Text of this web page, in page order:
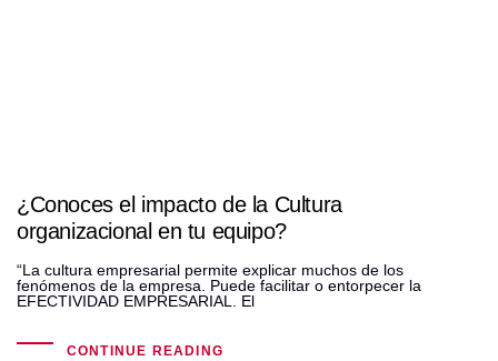
¿Conoces el impacto de la Cultura
organizacional en tu equipo?
“La cultura empresarial permite explicar muchos de los
fenómenos de la empresa. Puede facilitar o entorpecer la
EFECTIVIDAD EMPRESARIAL. El
CONTINUE READING